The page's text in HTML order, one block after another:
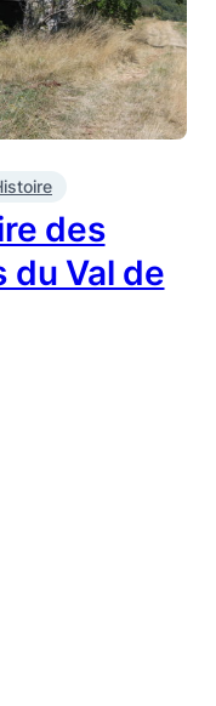
des
du Val de